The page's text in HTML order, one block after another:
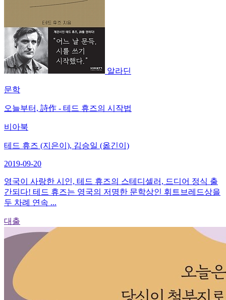
알라딘
문학
오늘부터, 詩作 - 테드 휴즈의 시작법
비아북
테드 휴즈 (지은이), 김승일 (옮긴이)
2019-09-20
영국이 사랑한 시인, 테드 휴즈의 스테디셀러, 드디어 정식 출
간되다! 테드 휴즈는 영국의 저명한 문학상인 휘트브레드상을
두 차례 연속 ...
대출